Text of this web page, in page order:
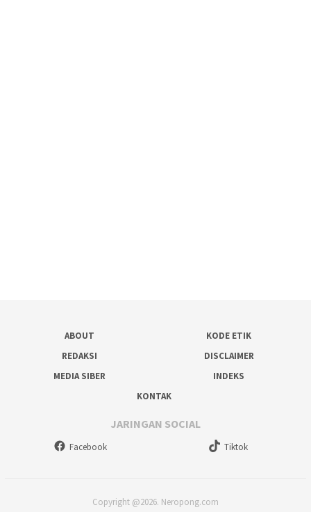
ABOUT
KODE ETIK
REDAKSI
DISCLAIMER
MEDIA SIBER
INDEKS
KONTAK
JARINGAN SOCIAL
Facebook Tiktok
Copyright @2026. Neropong.com